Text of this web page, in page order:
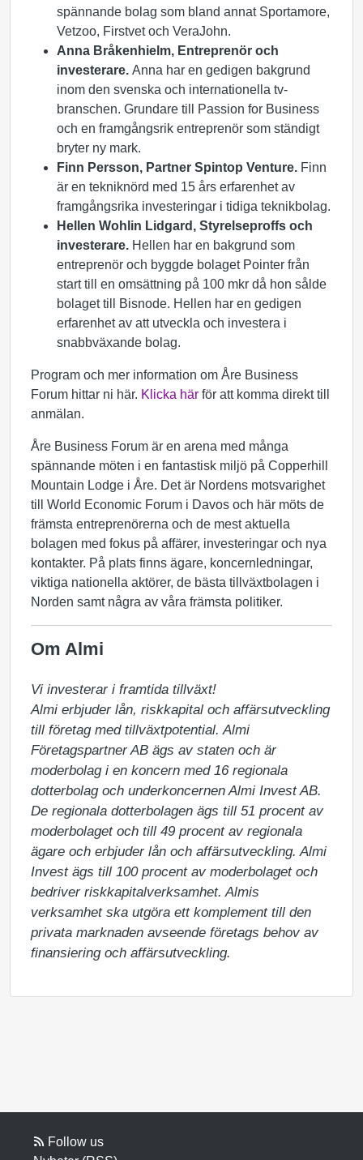
spännande bolag som bland annat Sportamore,
Vetzoo, Firstvet och VeraJohn.
Anna Bråkenhielm, Entreprenör och
investerare. Anna har en gedigen bakgrund
inom den svenska och internationella tv-
branschen. Grundare till Passion for Business
och en framgångsrik entreprenör som ständigt
bryter ny mark.
Finn Persson, Partner Spintop Venture. Finn
är en tekniknörd med 15 års erfarenhet av
framgångsrika investeringar i tidiga teknikbolag.
Hellen Wohlin Lidgard, Styrelseproffs och
investerare. Hellen har en bakgrund som
entreprenör och byggde bolaget Pointer från
start till en omsättning på 100 mkr då hon sålde
bolaget till Bisnode. Hellen har en gedigen
erfarenhet av att utveckla och investera i
snabbväxande bolag.
Program och mer information om Åre Business
Forum hittar ni här. Klicka här för att komma direkt till
anmälan.
Åre Business Forum är en arena med många
spännande möten i en fantastisk miljö på Copperhill
Mountain Lodge i Åre. Det är Nordens motsvarighet
till World Economic Forum i Davos och här möts de
främsta entreprenörerna och de mest aktuella
bolagen med fokus på affärer, investeringar och nya
kontakter. På plats finns ägare, koncernledningar,
viktiga nationella aktörer, de bästa tillväxtbolagen i
Norden samt några av våra främsta politiker.
Om Almi
Vi investerar i framtida tillväxt!
Almi erbjuder lån, riskkapital och affärsutveckling
till företag med tillväxtpotential. Almi
Företagspartner AB ägs av staten och är
moderbolag i en koncern med 16 regionala
dotterbolag och underkoncernen Almi Invest AB.
De regionala dotterbolagen ägs till 51 procent av
moderbolaget och till 49 procent av regionala
ägare och erbjuder lån och affärsutveckling. Almi
Invest ägs till 100 procent av moderbolaget och
bedriver riskkapitalverksamhet. Almis
verksamhet ska utgöra ett komplement till den
privata marknaden avseende företags behov av
finansiering och affärsutveckling.
Follow us